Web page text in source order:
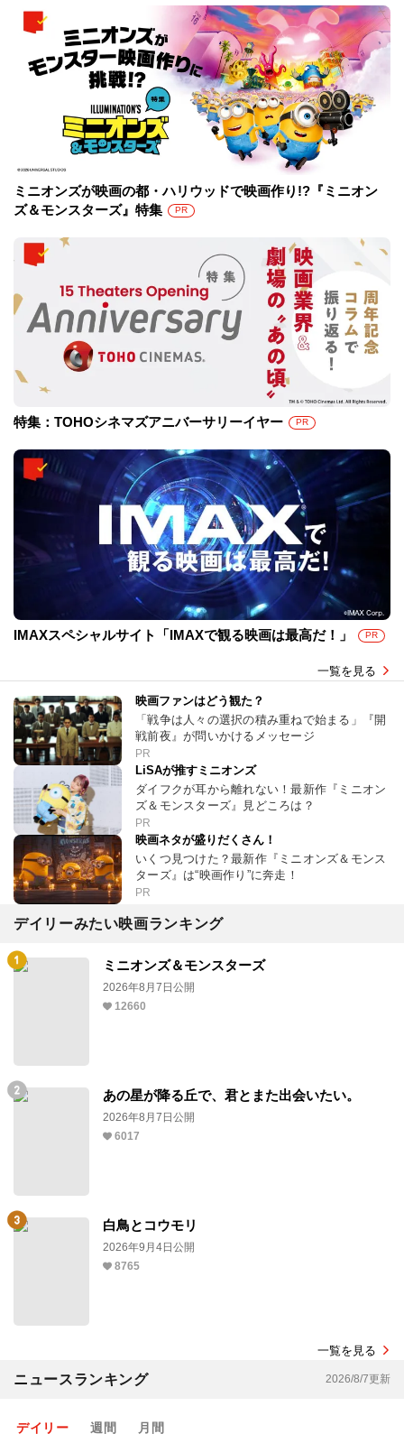
ミニオンズが映画の都・ハリウッドで映画作り!?『ミニオン
ズ＆モンスターズ』特集
PR
特集：TOHOシネマズアニバーサリーイヤー PR
IMAXスペシャルサイト「IMAXで観る映画は最高だ！」 PR
一覧を見る
映画ファンはどう観た？
「戦争は人々の選択の積み重ねで始まる」『開
戦前夜』が問いかけるメッセージ
PR
LiSAが推すミニオンズ
ダイフクが耳から離れない！最新作『ミニオン
ズ＆モンスターズ』見どころは？
PR
映画ネタが盛りだくさん！
いくつ見つけた？最新作『ミニオンズ＆モンス
ターズ』は“映画作り”に奔走！
PR
デイリーみたい映画ランキング
ミニオンズ＆モンスターズ
2026年8月7日公開
12660
あの星が降る丘で、君とまた出会いたい。
2026年8月7日公開
6017
白鳥とコウモリ
2026年9月4日公開
8765
一覧を見る
ニュースランキング 2026/8/7更新
デイリー 週間 月間